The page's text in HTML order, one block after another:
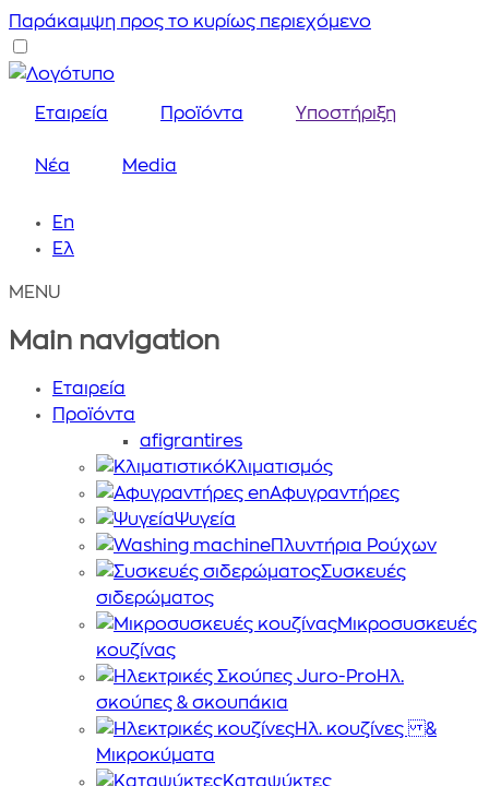
Παράκαμψη προς το κυρίως περιεχόμενο
Εταιρεία Προϊόντα Υποστήριξη
Nέα Media
En
Ελ
MENU
Main navigation
Εταιρεία
Προϊόντα
afigrantires
Κλιματισμός
Αφυγραντήρες
Ψυγεία
Πλυντήρια Ρούχων
Συσκευές
σιδερώματος
Μικροσυσκευές
κουζίνας
Ηλ.
σκούπες & σκουπάκια
Ηλ. κουζίνες &
Μικροκύματα
Καταψύκτες